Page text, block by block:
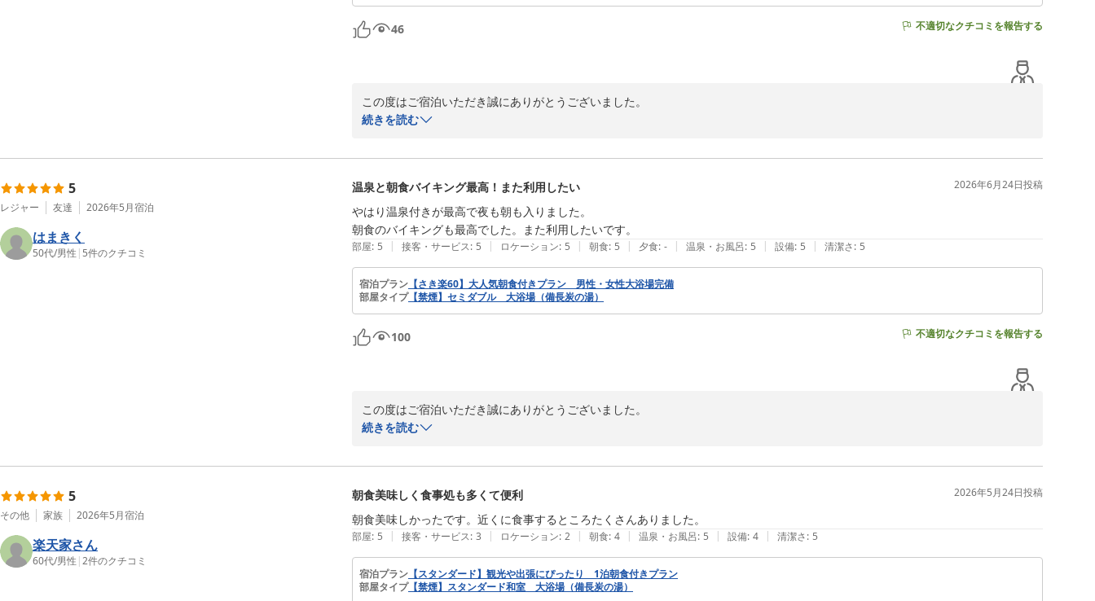
ホテル鹿児島ヒルズ　外山
備長炭の湯 ホテル鹿児島ヒルズ（旧：ビジネスホテル オリエンタル鹿児島）（ＢＢＨホテルグループ）
46 不適切なクチコミを報告する
この度はご宿泊いただき誠にありがとうございました。
「ゆっくりと穏やかに過ごせました」とのお言葉をいただき、大変嬉しく拝見いたしました。また、お風呂やお食事にもご満足い
これからも皆さまに心からくつろいでいただける宿を目指し、サービスの向上に努めてまいります。
全国160店舗展開中BBHグループ
ホテル鹿児島ヒルズ　外山
備長炭の湯 ホテル鹿児島ヒルズ（旧：ビジネスホテル オリエンタル鹿児島）（ＢＢＨホテルグループ）
続きを読む
5
レジャー 友達 2026年5月宿泊
はまきく
50代/男性 | 5件のクチコミ
温泉と朝食バイキング最高！また利用したい 2026年6月24日投稿
やはり温泉付きが最高で夜も朝も入りました。
朝食のバイキングも最高でした。また利用したいです。
部屋: 5 | 接客・サービス: 5 | ロケーション: 5 | 朝食: 5 | 夕食: - | 温泉・お風呂: 5 | 設備: 5 | 清潔さ: 5
宿泊プラン 【さき楽60】大人気朝食付きプラン 男性・女性大浴場完備
部屋タイプ【禁煙】セミダブル 大浴場（備長炭の湯）
100 不適切なクチコミを報告する
この度はご宿泊いただき誠にありがとうございました。
朝食バイキングも「最高」と言っていただけて光栄です。スタッフ一同、毎日の励みになります。
また「利用したい」とのお声は何よりのご褒美です。
次回お越しいただく際も、今回以上に心地よい時間をお過ごしいただけるよう努めてまいります。
ホテル鹿児島ヒルズ　外山
備長炭の湯 ホテル鹿児島ヒルズ（旧：ビジネスホテル オリエンタル鹿児島）（ＢＢＨホテルグループ）
続きを読む
5
その他 家族 2026年5月宿泊
楽天家さん
60代/男性 |2件のクチコミ
朝食美味しく食事処も多くて便利 2026年5月24日投稿
朝食美味しかったです。近くに食事するところたくさんありました。
部屋: 5 | 接客・サービス: 3 | ロケーション: 2 | 朝食: 4 | 温泉・お風呂: 5 | 設備: 4 | 清潔さ: 5
宿泊プラン 【スタンダード】観光や出張にぴったり 1泊朝食付きプラン
部屋タイプ【禁煙】スタンダード和室 大浴場（備長炭の湯）